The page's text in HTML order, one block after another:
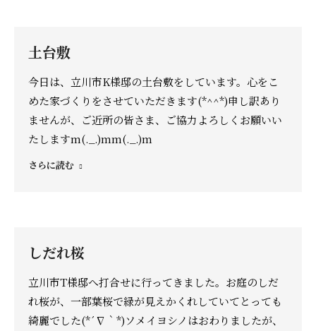
土台敷
今日は、立川市K様邸の土台敷をしています。心をこ
めた家づくりをさせていただきます(*^^*)申し訳あり
ませんが、ご近所の皆さま、ご協力よろしくお願いい
たしますm(._.)mm(._.)m
さらに読む
しだれ桜
立川市T様邸へ打合せに行ってきました。お庭のしだ
れ桜が、一部葉桜で緑が見えかくれしていてとっても
綺麗でした(*´∇｀*)ソメイヨシノはおわりましたが、